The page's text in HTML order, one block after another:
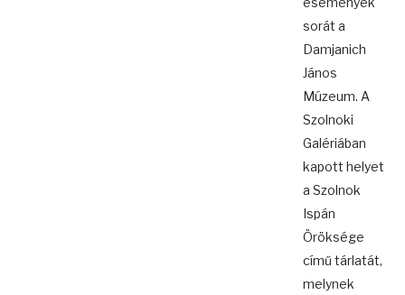
sorát a
Damjanich
János
Múzeum. A
Szolnoki
Galériában
kapott helyet
a Szolnok
Ispán
Öröksége
című tárlatát,
melynek